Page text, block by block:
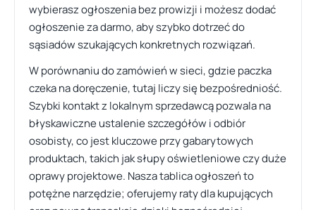
wybierasz ogłoszenia bez prowizji i możesz dodać
ogłoszenie za darmo, aby szybko dotrzeć do
sąsiadów szukających konkretnych rozwiązań.
W porównaniu do zamówień w sieci, gdzie paczka
czeka na doręczenie, tutaj liczy się bezpośredniość.
Szybki kontakt z lokalnym sprzedawcą pozwala na
błyskawiczne ustalenie szczegółów i odbiór
osobisty, co jest kluczowe przy gabarytowych
produktach, takich jak słupy oświetleniowe czy duże
oprawy projektowe. Nasza tablica ogłoszeń to
potężne narzędzie; oferujemy raty dla kupujących